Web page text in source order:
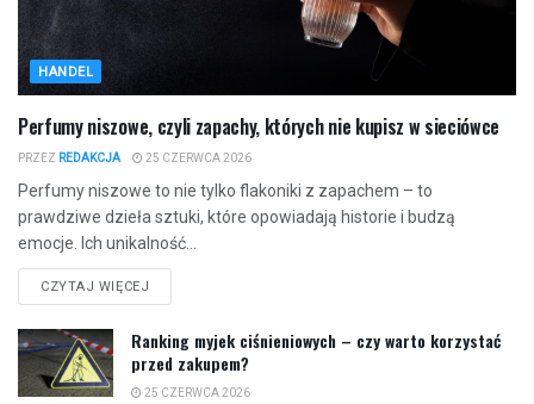
HANDEL
Perfumy niszowe, czyli zapachy, których nie kupisz w sieciówce
PRZEZ REDAKCJA 25 CZERWCA 2026
Perfumy niszowe to nie tylko flakoniki z zapachem – to
prawdziwe dzieła sztuki, które opowiadają historie i budzą
emocje. Ich unikalność...
CZYTAJ WIĘCEJ
Ranking myjek ciśnieniowych – czy warto korzystać
przed zakupem?
25 CZERWCA 2026